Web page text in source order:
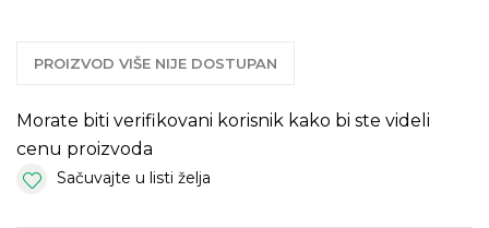
PROIZVOD VIŠE NIJE DOSTUPAN
Morate biti verifikovani korisnik kako bi ste videli
cenu proizvoda
Sačuvajte u listi želja